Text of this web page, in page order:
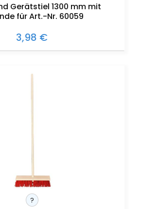
Gerätstiel 1300 mm mit
für Art.-Nr. 60059
3,98 €
?